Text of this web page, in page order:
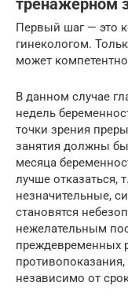
тренажерном
Первый шаг — это
гинекологом.
может
В данном случае
недель
точки зрения
занятия должны
месяца
лучше
незначительные,
становятся
нежелательным
преждевременных
независимо от